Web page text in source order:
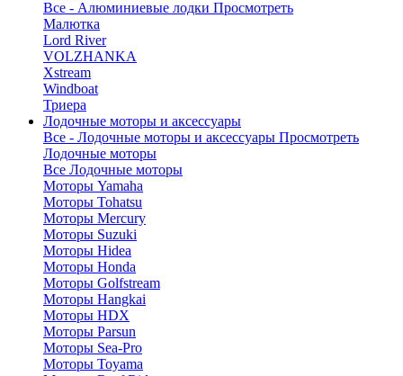
Все - Алюминиевые лодки Просмотреть
Малютка
Lord River
VOLZHANKA
Xstream
Windboat
Триера
Лодочные моторы и аксессуары
Все - Лодочные моторы и аксессуары Просмотреть
Лодочные моторы
Все Лодочные моторы
Моторы Yamaha
Моторы Tohatsu
Моторы Mercury
Моторы Suzuki
Моторы Hidea
Моторы Honda
Моторы Golfstream
Моторы Hangkai
Моторы HDX
Моторы Parsun
Моторы Sea-Pro
Моторы Toyama